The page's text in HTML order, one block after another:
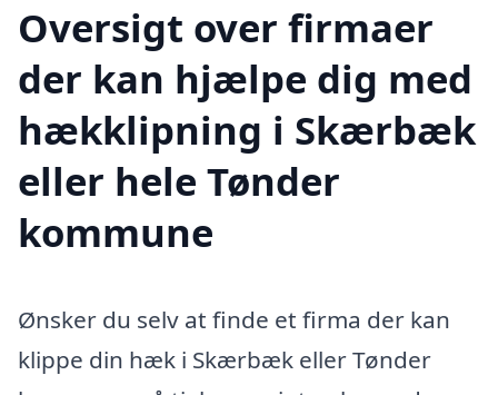
Oversigt over firmaer
der kan hjælpe dig med
hækklipning i Skærbæk
eller hele Tønder
kommune
Ønsker du selv at finde et firma der kan
klippe din hæk i Skærbæk eller Tønder